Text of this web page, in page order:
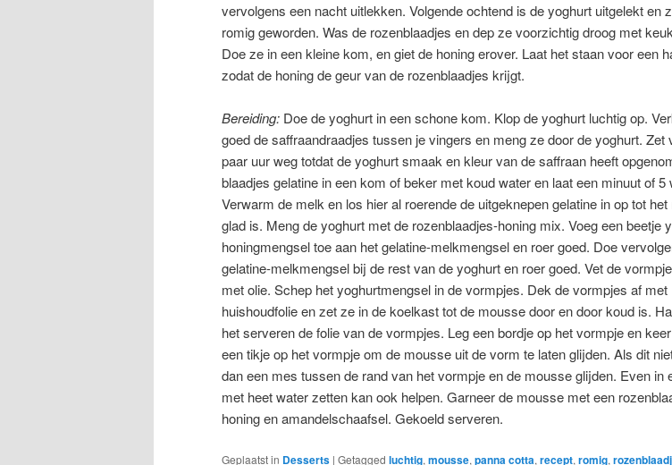
vervolgens een nacht uitlekken. Volgende ochtend is de yoghurt uitgelekt en
romig geworden. Was de rozenblaadjes en dep ze voorzichtig droog met
Doe ze in een kleine kom, en giet de honing erover. Laat het staan voor een
zodat de honing de geur van de rozenblaadjes krijgt.
Bereiding: Doe de yoghurt in een schone kom. Klop de yoghurt luchtig op.
goed de saffraandraadjes tussen je vingers en meng ze door de yoghurt. Zet
paar uur weg totdat de yoghurt smaak en kleur van de saffraan heeft
blaadjes gelatine in een kom of beker met koud water en laat een minuut of 5
Verwarm de melk en los hier al roerende de uitgeknepen gelatine in op tot
glad is. Meng de yoghurt met de rozenblaadjes-honing mix. Voeg een beetje
honingmengsel toe aan het gelatine-melkmengsel en roer goed. Doe
gelatine-melkmengsel bij de rest van de yoghurt en roer goed. Vet de
met olie. Schep het yoghurtmengsel in de vormpjes. Dek de vormpjes af met
huishoudfolie en zet ze in de koelkast tot de mousse door en door koud is.
het serveren de folie van de vormpjes. Leg een bordje op het vormpje en
een tikje op het vormpje om de mousse uit de vorm te laten glijden. Als dit
dan een mes tussen de rand van het vormpje en de mousse glijden. Even in
met heet water zetten kan ook helpen. Garneer de mousse met een
honing en amandelschaafsel. Gekoeld serveren.
Geplaatst in Desserts | Getagged luchtig, mousse, panna cotta, recept, romig,